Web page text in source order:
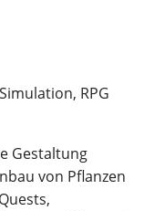
RPG
Gestaltung
von Pflanzen